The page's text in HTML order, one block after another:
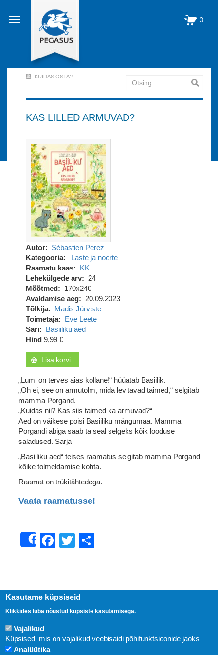
edasi
põhisisu
0
Account
Menu
out)
KUIDAS OSTA? Otsing
KAS LILLED ARMUVAD?
Autor
Sébastien Perez
Kategooria
Laste ja noorte
Raamatu kaas
KK
Lehekülgede arv
24
Mõõtmed
170x240
Avaldamise aeg
20.09.2023
Tõlkija
Madis Jürviste
Toimetaja
Eve Leete
Sari
Basiiliku aed
Hind 9,99 €
Lisa korvi
„Lumi on terves aias kollane!“ hüüatab Basiilik.
„Oh ei, see on armutolm, mida levitavad taimed,“ selgitab
mamma Porgand.
„Kuidas nii? Kas siis taimed ka armuvad?“
Aed on väikese poisi Basiiliku mängumaa. Mamma
Porgandi abiga saab ta seal selgeks kõik looduse
saladused. Sarja
„Basiiliku aed“ teises raamatus selgitab mamma Porgand
kõike tolmeldamise kohta.
Raamat on trükitähtedega.
Vaata raamatusse!
ShareFacebook
Twitter
Kasutame küpsiseid
Klikkides luba nõustud küpsiste kasutamisega.
Vajalikud
Küpsised, mis on vajalikud veebisaidi põhifunktsioonide jaoks
Analüütika